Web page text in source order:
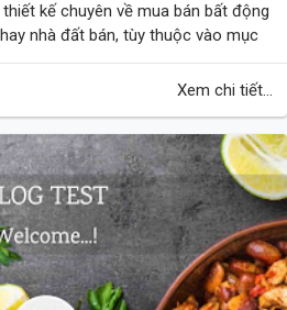
kế chuyên về mua bán bất động
nhà đất bán, tùy thuộc vào mục
Xem chi tiết...